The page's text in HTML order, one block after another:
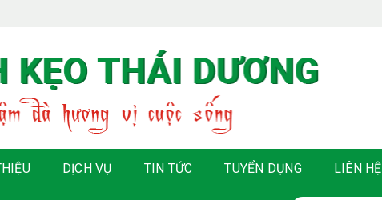
DỊCH VỤ TIN TỨC TUYỂN DỤNG LIÊN HỆ